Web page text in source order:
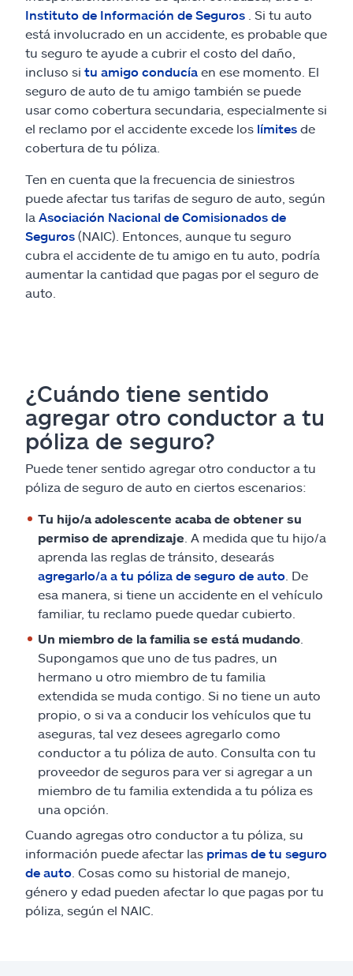
Instituto de Información de Seguros . Si tu auto
está involucrado en un accidente, es probable que
tu seguro te ayude a cubrir el costo del daño,
incluso si tu amigo conducía en ese momento. El
seguro de auto de tu amigo también se puede
usar como cobertura secundaria, especialmente si
el reclamo por el accidente excede los límites de
cobertura de tu póliza.
Ten en cuenta que la frecuencia de siniestros
puede afectar tus tarifas de seguro de auto, según
la Asociación Nacional de Comisionados de
Seguros (NAIC). Entonces, aunque tu seguro
cubra el accidente de tu amigo en tu auto, podría
aumentar la cantidad que pagas por el seguro de
auto.
¿Cuándo tiene sentido
agregar otro conductor a tu
póliza de seguro?
Puede tener sentido agregar otro conductor a tu
póliza de seguro de auto en ciertos escenarios:
Tu hijo/a adolescente acaba de obtener su
permiso de aprendizaje . A medida que tu hijo/a
aprenda las reglas de tránsito, desearás
agregarlo/a a tu póliza de seguro de auto . De
esa manera, si tiene un accidente en el vehículo
familiar, tu reclamo puede quedar cubierto.
Un miembro de la familia se está mudando
Supongamos que uno de tus padres, un
hermano u otro miembro de tu familia
extendida se muda contigo. Si no tiene un auto
propio, o si va a conducir los vehículos que tu
aseguras, tal vez desees agregarlo como
conductor a tu póliza de auto. Consulta con tu
proveedor de seguros para ver si agregar a un
miembro de tu familia extendida a tu póliza es
una opción.
Cuando agregas otro conductor a tu póliza, su
información puede afectar las primas de tu seguro
de auto . Cosas como su historial de manejo,
género y edad pueden afectar lo que pagas por tu
póliza, según el NAIC.